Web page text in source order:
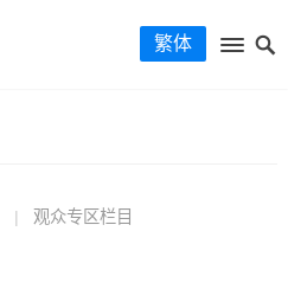
繁体
| 观众专区栏目